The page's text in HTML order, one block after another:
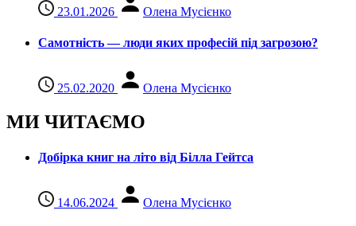
23.01.2026 Олена Мусієнко
Самотність — люди яких професій під загрозою?
25.02.2020 Олена Мусієнко
МИ ЧИТАЄМО
Добірка книг на літо від Білла Гейтса
14.06.2024 Олена Мусієнко